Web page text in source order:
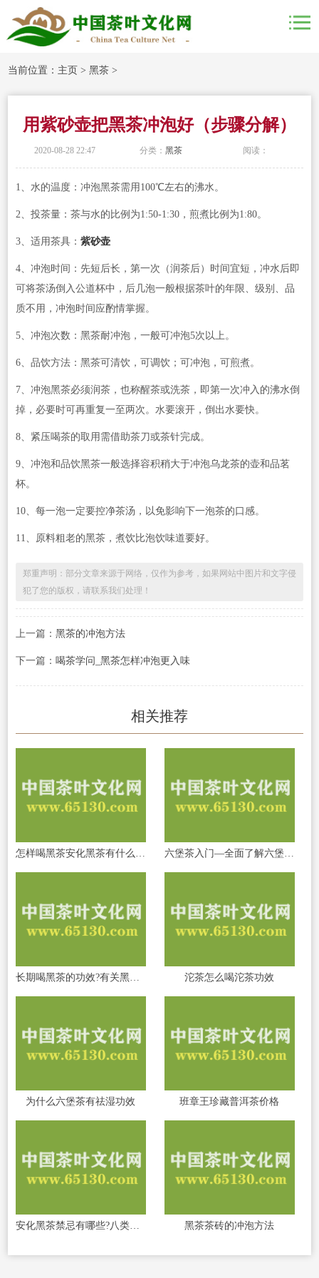
当前位置： 主页 >黑茶 >
用紫砂壶把黑茶冲泡好（步骤分解）
2020-08-28 22:47 分类： 黑茶 阅读：
1、水的温度：冲泡黑茶需用100℃左右的沸水。
2、投茶量：茶与水的比例为1:50-1:30，煎煮比例为1:80。
3、适用茶具： 紫砂壶
4、冲泡时间：先短后长，第一次（润茶后）时间宜短，冲水后即
可将茶汤倒入公道杯中，后几泡一般根据茶叶的年限、级别、品
质不用，冲泡时间应酌情掌握。
5、冲泡次数：黑茶耐冲泡，一般可冲泡5次以上。
6、品饮方法：黑茶可清饮，可调饮；可冲泡，可煎煮。
7、冲泡黑茶必须润茶，也称醒茶或洗茶，即第一次冲入的沸水倒
掉，必要时可再重复一至两次。水要滚开，倒出水要快。
8、紧压喝茶的取用需借助茶刀或茶针完成。
9、冲泡和品饮黑茶一般选择容积稍大于冲泡乌龙茶的壶和品茗
杯。
10、每一泡一定要控净茶汤，以免影响下一泡茶的口感。
11、原料粗老的黑茶，煮饮比泡饮味道要好。
郑重声明：部分文章来源于网络，仅作为参考，如果网站中图片和文字侵
犯了您的版权，请联系我们处理！
上一篇： 黑茶的冲泡方法
下一篇： 喝茶学问_黑茶怎样冲泡更入味
相关推荐
长期喝黑茶的功效?有关黑茶功效7问7答！ 沱茶怎么喝沱茶功效
为什么六堡茶有祛湿功效 班章王珍藏普洱茶价格
安化黑茶禁忌有哪些?八类人群不宜喝黑茶 黑茶茶砖的冲泡方法